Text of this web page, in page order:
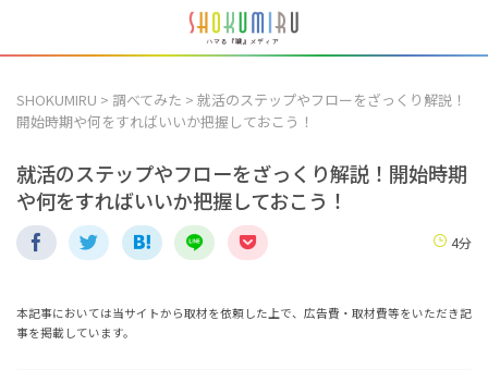
SHOKUMIRU > 調べてみた > 就活のステップやフローをざっくり解説！
開始時期や何をすればいいか把握しておこう！
就活のステップやフローをざっくり解説！開始時期
や何をすればいいか把握しておこう！
4分
本記事においては当サイトから取材を依頼した上で、広告費・取材費等をいただき記
事を掲載しています。